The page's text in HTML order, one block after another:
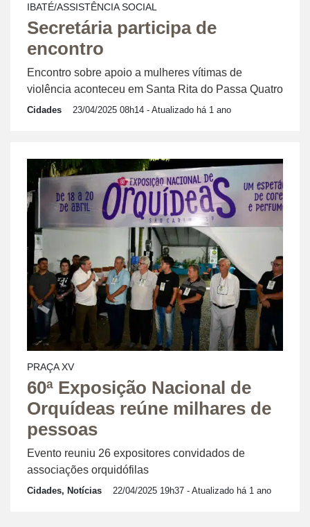
IBATÉ/ASSISTÊNCIA SOCIAL
Secretária participa de
encontro
Encontro sobre apoio a mulheres vítimas de
violência aconteceu em Santa Rita do Passa Quatro
Cidades 23/04/2025 08h14 - Atualizado há 1 ano
PRAÇA XV
60ª Exposição Nacional de
Orquídeas reúne milhares de
pessoas
Evento reuniu 26 expositores convidados de
associações orquidófilas
Cidades, Notícias 22/04/2025 19h37 - Atualizado há 1 ano